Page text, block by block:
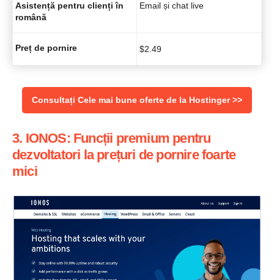
Asistență pentru clienți în
română
Email și chat live
Preț de pornire $2.49
Consultați Cele mai bune oferte de la Hostinger >>
3. IONOS: Funcții premium pentru
dezvoltatori la prețuri de pornire foarte
mici